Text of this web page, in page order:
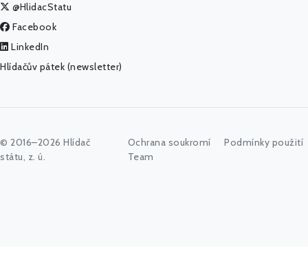
@HlidacStatu
Facebook
LinkedIn
Hlídačův pátek (newsletter)
© 2016–2026 Hlídač
státu, z. ú.
Ochrana soukromí
Podmínky použití
Team